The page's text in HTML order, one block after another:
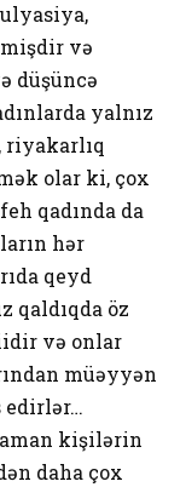
və
düşüncə
yalnız
riyakarlıq
olar ki, çox
qadında da
hər
qeyd
qaldıqda öz
və onlar
müəyyən
edirlər…
kişilərin
daha çox